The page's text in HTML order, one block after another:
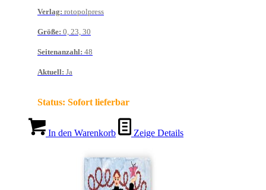
Verlag: rotopolpress
Größe: 0, 23, 30
Seitenanzahl: 48
Aktuell: Ja
Status: Sofort lieferbar
In den Warenkorb Zeige Details